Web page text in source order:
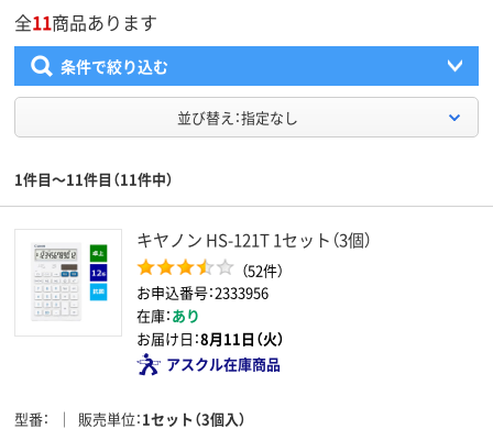
全11商品あります
条件で絞り込む
並び替え：指定なし
1件目～11件目（11件中）
キヤノン HS-121T 1セット（3個）
（52件）
お申込番号：2333956
在庫：あり
お届け日：8月11日（火）
アスクル在庫商品
型番 販売単位 1セット（3個入）